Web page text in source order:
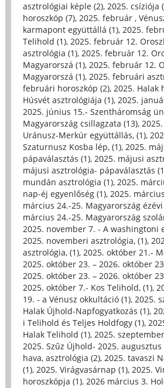
asztrológiai képle (2), 2025. csíziója
horoszkóp (7), 2025. február ,
karmapont együttállá (1), 2025.
Telihold (1), 2025. február 12.
asztrológia (1), 2025. február 12.
Magyarorszá (1), 2025. február 12.
Magyarorszá (1), 2025. februári
februári horoszkóp (2), 2025. Halak
Húsvét asztrológiája (1), 2025.
2025. június 15.- Szentháromság
Magyarország csillagzata (13),
Uránusz-Merkúr együttállás, (1),
Szaturnusz Kosba lép, (1), 2025.
pápaválasztás (1), 2025. májusi
májusi asztrológia- pápaválasztás
mundán asztrológia (1), 2025.
nap-éj egyenlőség (1), 2025.
március 24.-25. Magyarország
március 24.-25. Magyarország
2025. november 7. - A washingtoni
2025. novemberi asztrológia, (1),
asztrológia, (1), 2025. október 21.-
2025. október 23. – 2026. október
2025. október 23. – 2026. október
2025. október 7.- Kos Telihold, (1),
19. - a Vénusz okkultáció (1), 2025.
Halak Újhold-Napfogyatkozás (1),
i Telihold és Teljes Holdfogy (1),
Halak Telihold (1), 2025.
2025. Szűz Újhold- 2025. augusztus
hava, asztrológia (2), 2025. tavaszi
(1), 2025. Virágvasárnap (1), 2025.
horoszkópja (1), 2026 március 3.